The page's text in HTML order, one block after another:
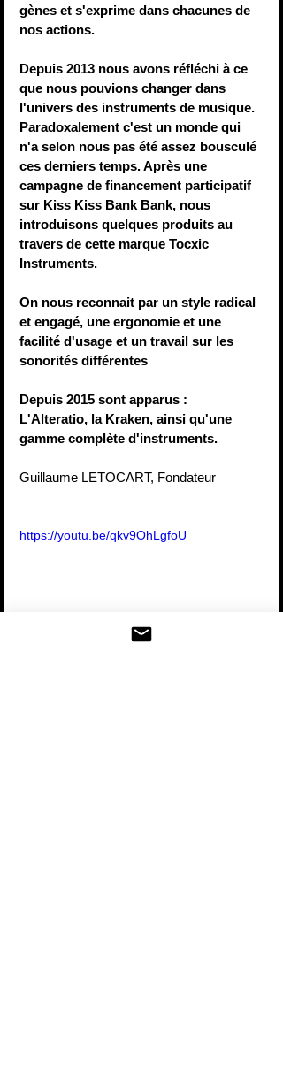
gènes et s'exprime dans chacunes de
nos actions.
Depuis 2013 nous avons réfléchi à ce
que nous pouvions changer dans
l'univers des instruments de musique.
Paradoxalement c'est un monde qui
n'a selon nous pas été assez bousculé
ces derniers temps. Après une
campagne de financement participatif
sur Kiss Kiss Bank Bank, nous
introduisons quelques produits au
travers de cette marque Tocxic
Instruments.
On nous reconnait par un style radical
et engagé, une ergonomie et une
facilité d'usage et un travail sur les
sonorités différentes
Depuis 2015 sont apparus :
L'Alteratio, la Kraken, ainsi qu'une
gamme complète d'instruments.
Guillaume LETOCART, Fondateur
https://youtu.be/qkv9OhLgfoU